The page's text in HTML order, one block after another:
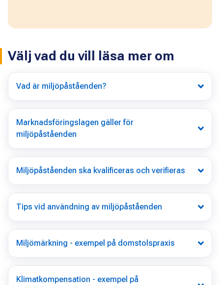
Välj vad du vill läsa mer om
Vad är miljöpåståenden?
Marknadsföringslagen gäller för
miljöpåståenden
Miljöpåståenden ska kvalificeras och verifieras
Tips vid användning av miljöpåståenden
Miljömärkning - exempel på domstolspraxis
Klimatkompensation - exempel på